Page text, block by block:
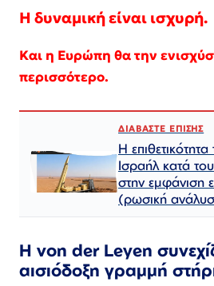
Η δυναμική είναι ισχυρή.
Και η Ευρώπη θα την
περισσότερο.
ΔΙΑΒΑΣΤΕ ΕΠΙΣΗΣ
Η
Ισραήλ κατά
στην εμφάνιση
(ρωσική
Η von der Leyen
αισιόδοξη γραμμή